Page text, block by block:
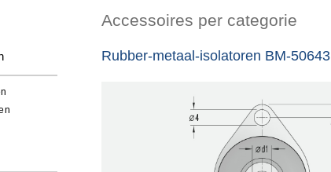
Accessoires per categorie
Rubber-metaal-isolatoren BM-50643